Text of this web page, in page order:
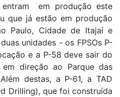
entram em produção este
que já estão em produção
Paulo, Cidade de Itajaí e
unidades - os FPSOs P-
e a P-58 deve sair do
direção ao Parque das
destas, a P-61, a TAD
Drilling), que foi construída